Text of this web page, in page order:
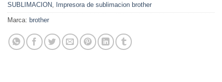
SUBLIMACION Impresora de sublimacion brother
Marca: brother